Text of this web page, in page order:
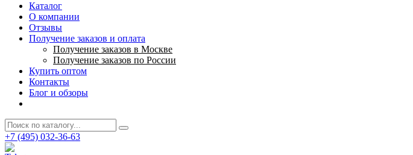
Каталог
О компании
Отзывы
Получение заказов и оплата
Получение заказов в Москве
Получение заказов по России
Купить оптом
Контакты
Блог и обзоры
+7 (495) 032-36-63